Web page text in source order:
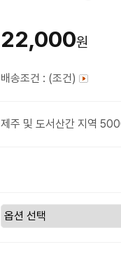
22,000원
배송조건 : (조건)
제주 및 도서산간 지역